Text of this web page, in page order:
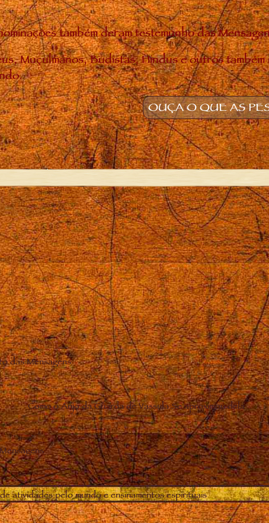
também deram testemunho das
Muçulmanos, Budistas, Hindus e outros
OUÇA O QUE AS
das Mensagens
Como o Anjo da Guarda de Vassula Se aproximou dela
atividades pelo mundo e ensinamentos espirituais